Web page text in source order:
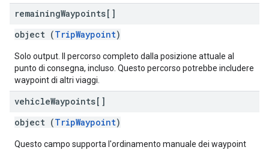
remainingWaypoints[]
object (TripWaypoint)
Solo output. Il percorso completo dalla posizione attuale al
punto di consegna, incluso. Questo percorso potrebbe includere
waypoint di altri viaggi.
vehicleWaypoints[]
object (TripWaypoint)
Questo campo supporta l'ordinamento manuale dei waypoint